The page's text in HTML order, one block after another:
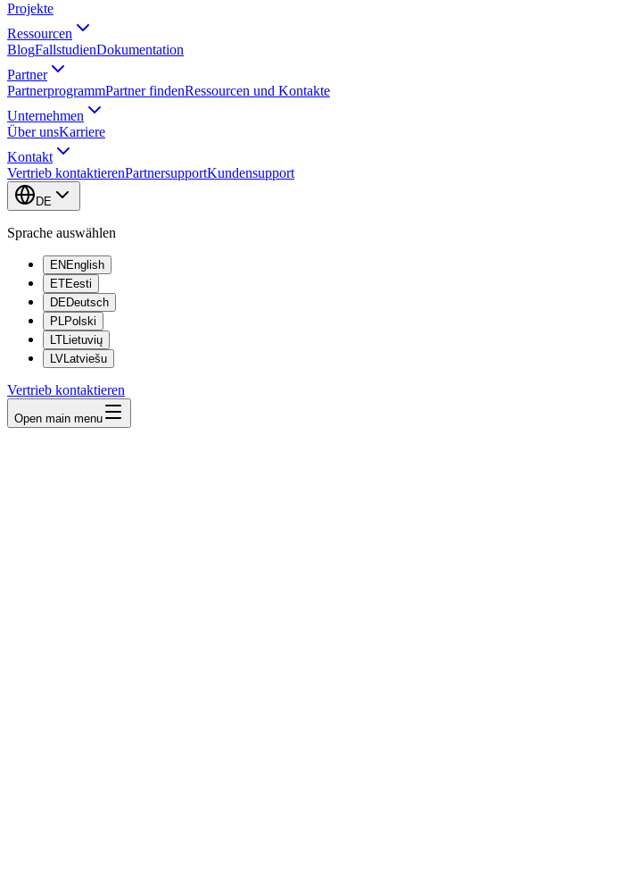
Projekte
Ressourcen
BlogFallstudienDokumentation
Partner
PartnerprogrammPartner findenRessourcen und Kontakte
Unternehmen
Über unsKarriere
Kontakt
Vertrieb kontaktierenPartnersupportKundensupport
DE
Sprache auswählen
EN English
ETEesti
DEDeutsch
PLPolski
LTLietuvių
LVLatviešu
Vertrieb kontaktieren
Open main menu